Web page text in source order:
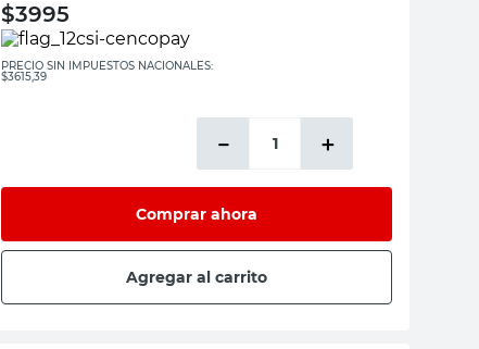
$3995
PRECIO SIN IMPUESTOS NACIONALES:
$3615,39
＋
－
Comprar ahora
Agregar al carrito